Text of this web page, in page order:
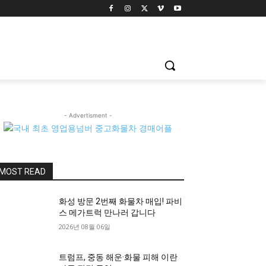
- Advertisment -
READ
화성 방문 2번째 화물차 매입! 파비
스 메가트럭 만나러 갑니다
2026년 08월 06일
트럼프, 중동 해운·화물 피해 이란